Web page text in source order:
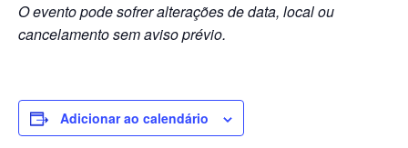
O evento pode sofrer alterações de data, local ou
cancelamento sem aviso prévio.
Adicionar ao calendário